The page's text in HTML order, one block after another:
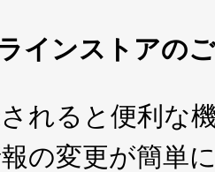
インストアの
れると便利な
の変更が簡単